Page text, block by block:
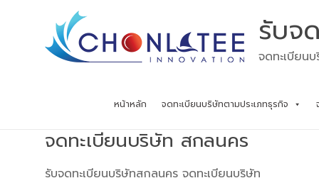
รับจ
จดทะเบียน
หน้าหลัก จดทะเบียนบริษัทตามประเภทธุรกิจ
จดทะเบียนบริษัท สกลนคร
รับจดทะเบียนบริษัทสกลนคร จดทะเบียนบริษัท